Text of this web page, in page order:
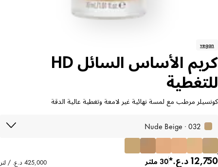
vegan
كريم الأساس السائل HD
للتغطية
كونسيلر مرطب مع لمسة نهائية غير لامعة وتغطية عالية الدقة
032 · Nude Beige
30 ملتر